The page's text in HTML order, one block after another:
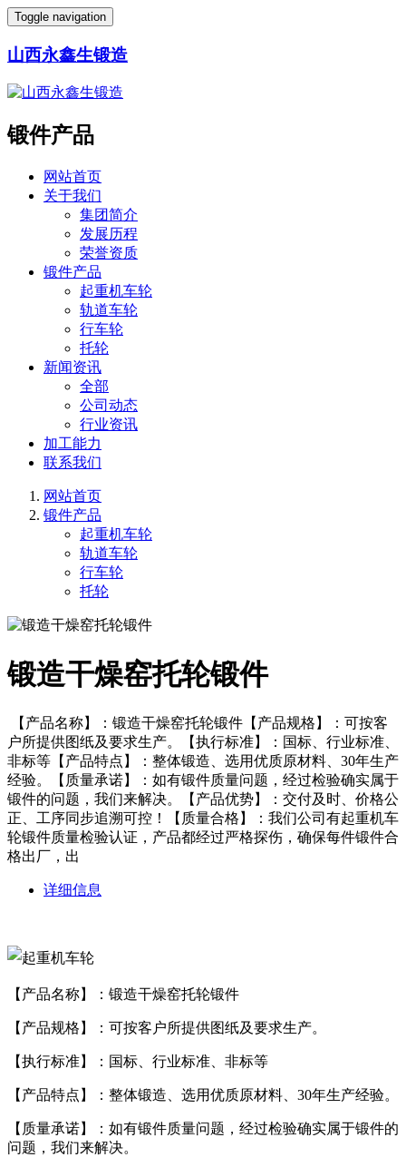
Toggle navigation
山西永鑫生锻造
锻件产品
网站首页
关于我们
集团简介
发展历程
荣誉资质
锻件产品
起重机车轮
轨道车轮
行车轮
托轮
新闻资讯
全部
公司动态
行业资讯
加工能力
联系我们
网站首页
锻件产品
起重机车轮
轨道车轮
行车轮
托轮
锻造干燥窑托轮锻件
【产品名称】：锻造干燥窑托轮锻件【产品规格】：可按客
户所提供图纸及要求生产。【执行标准】：国标、行业标准、
非标等【产品特点】：整体锻造、选用优质原材料、30年生产
经验。【质量承诺】：如有锻件质量问题，经过检验确实属于
锻件的问题，我们来解决。【产品优势】：交付及时、价格公
正、工序同步追溯可控！【质量合格】：我们公司有起重机车
轮锻件质量检验认证，产品都经过严格探伤，确保每件锻件合
格出厂，出
详细信息
【产品名称】：锻造干燥窑托轮锻件
【产品规格】：可按客户所提供图纸及要求生产。
【执行标准】：国标、行业标准、非标等
【产品特点】：整体锻造、选用优质原材料、30年生产经验。
【质量承诺】：如有锻件质量问题，经过检验确实属于锻件的
问题，我们来解决。